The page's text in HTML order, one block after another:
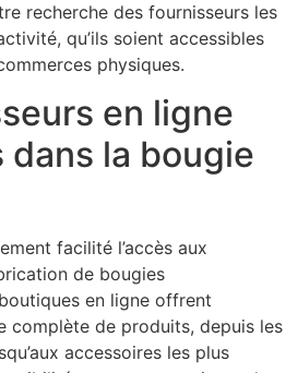
recherche des fournisseurs les
qu’ils soient accessibles
physiques.
en ligne
dans la bougie
facilité l’accès aux
de bougies
en ligne offrent
complète de produits, depuis les
accessoires les plus